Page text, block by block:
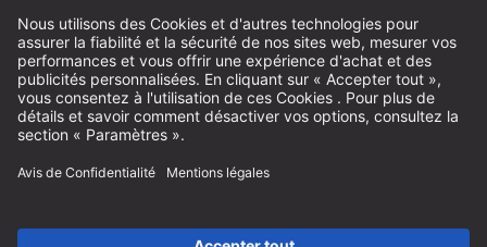
Mentions légales
Conditions Générales
Protection des Données
Paramètres des Cookies
TVA incl. / frais de port en sus